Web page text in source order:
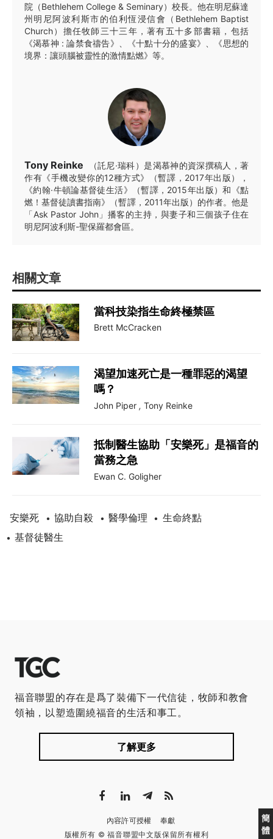
院（Bethlehem College & Seminary）校長。他在明尼蘇達
州明尼阿波利斯市的伯利恆浸信會（Bethlehem Baptist
Church）擔任牧師三十三年，著有五十多部書籍，包括
《渴慕神 : 論禁食禱告》、《十點十分的盛宴》、《思想的
境界：讓頭腦被靈性的激情點燃》等。
Tony Reinke
（託尼·瑞科）是渴慕神的資深撰稿人，著
作有《手機改變你的12種方式》（暫譯，2017年出版），
《約翰·牛頓論基督徒生活》（暫譯，2015年出版）和《點
燃！基督徒讀書指南》（暫譯，2011年出版）的作者。他是
「Ask Pastor John」播客的主持，與妻子和三個孩子住在
明尼阿波利斯-聖保羅都會區。
相關文章
當科技染指生命終極禁區
Brett McCracken
渴望加速死亡是一種罪惡的渴望
嗎？
John Piper , Tony Reinke
抵制醫生協助「安樂死」是福音的
當務之急
Ewan C. Goligher
安樂死 • 協助自殺 • 醫學倫理 • 生命終點
• 基督徒醫生
簡
體
福音聯盟的存在是爲了裝備下一代信徒，牧師和教會
領袖，以塑造圍繞福音的生活和事工。
了解更多
內容許可授權
奉獻
版權所有 © 福音聯盟中文版保留所有權利